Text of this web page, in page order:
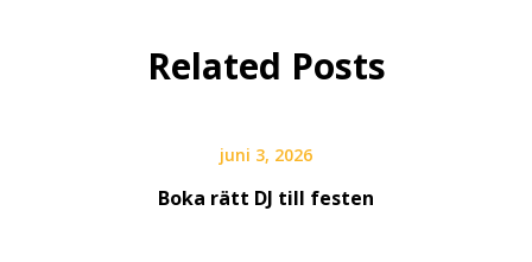
Related Posts
juni 3, 2026
Boka rätt DJ till festen